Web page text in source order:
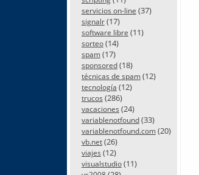
servicios on-line (37)
signalr(17)
software libre (11)
sorteo(14)
spam(17)
sponsored(18)
técnicas de spam(12)
tecnología (12)
trucos (286)
vacaciones (24)
variablenotfound(33)
variablenotfound.com(20)
vb.net(26)
viajes (12)
visualstudio(11)